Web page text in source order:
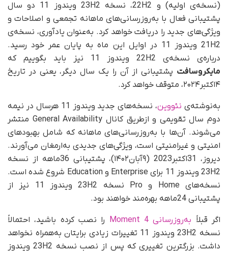
(نسخه‌ی اولیه) و 22H2، نسخه 23H2 ویندوز 11 دو سال
پشتیبانی فعال با به‌روزرسانی‌های ماهانه تجمعی و اصلاحات و
ویژگی‌های جدید را دریافت خواهد کرد. به‌عنوان یادآوری، نسخه‌ی
21H2 ویندوز 11 در اوایل این ماه به پایان عمر خود رسید.
درباره‌ی نسخه‌ی 22H2 ویندوز 11 نیز باید بگوییم که
مایکروسافت پشتیبانی از آن را یک سال دیگر، یعنی در تاریخ
۴اکتبر۲۰۲۴، متوقف خواهد کرد.
به‌نوشته‌ی نئووین
، نسخه‌های جدید ویندوز 11 هرسال در نیمه
دوم سال تقویمی و از‌طریق کانال General Availability منتشر
می‌شوند. آن‌ها با به‌روزرسانی‌های ماهانه که شامل بهبودهای
امنیتی و غیرامنیتی است، ویژگی‌های جدیدی به‌ارمغان می‌آورند.
دیروز، 31‌اکتبر‌2023 (۹آبان۱۴۰۲)، پشتیبانی 36ماهه از نسخه
23H2 ویندوز 11 برای Enterprise و Education شروع شده است.
نسخه‌های Home و Pro نسخه 23H2 ویندوز 11 نیز از
پشتیبانی 24‌ماهه بهره‌مند خواهند بود.
اگر قبلاً به‌روزرسانی Moment 4
را نصب کرده باشید، احتمالاً
نسخه 23H2 ویندوز 11 تغییرات زیادی برایتان به‌همراه نخواهد
داشت. بزرگترین تغییری که پس از نصب نسخه 23H2 ویندوز